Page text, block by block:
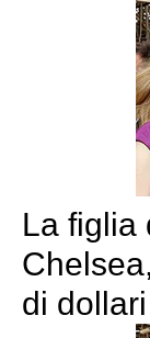
La figlia
di